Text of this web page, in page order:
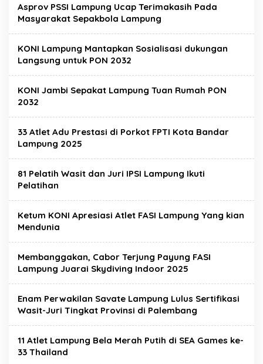
Asprov PSSI Lampung Ucap Terimakasih Pada
Masyarakat Sepakbola Lampung
KONI Lampung Mantapkan Sosialisasi dukungan
Langsung untuk PON 2032
KONI Jambi Sepakat Lampung Tuan Rumah PON
2032
33 Atlet Adu Prestasi di Porkot FPTI Kota Bandar
Lampung 2025
81 Pelatih Wasit dan Juri IPSI Lampung Ikuti
Pelatihan
Ketum KONI Apresiasi Atlet FASI Lampung Yang kian
Mendunia
Membanggakan, Cabor Terjung Payung FASI
Lampung Juarai Skydiving Indoor 2025
Enam Perwakilan Savate Lampung Lulus Sertifikasi
Wasit-Juri Tingkat Provinsi di Palembang
11 Atlet Lampung Bela Merah Putih di SEA Games ke-
33 Thailand